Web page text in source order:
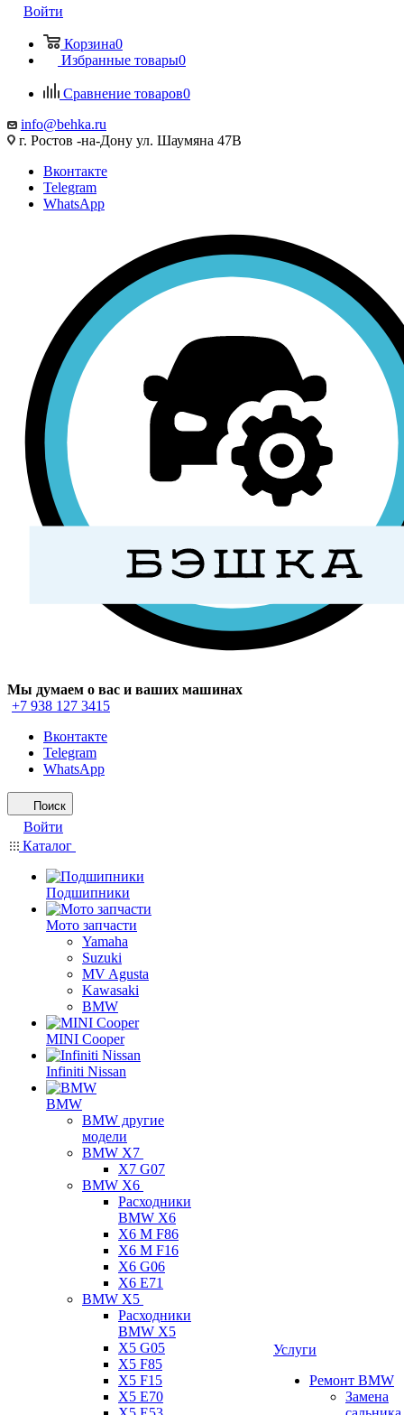
Войти
Корзина0
Избранные товары0
Сравнение товаров0
info@behka.ru
г. Ростов -на-Дону ул. Шаумяна 47В
Вконтакте
Telegram
WhatsApp
Мы думаем о вас и ваших машинах
+7 938 127 3415
Вконтакте
Telegram
WhatsApp
Поиск
Войти
Каталог
Подшипники
Мото запчасти
Yamaha
Suzuki
MV Agusta
Kawasaki
BMW
MINI Cooper
Infiniti Nissan
BMW
BMW другие
модели
BMW X7
X7 G07
BMW X6
Расходники
BMW X6
X6 M F86
X6 M F16
X6 G06
X6 E71
BMW X5
Расходники
BMW X5
X5 G05
X5 F85
X5 F15
X5 E70
Услуги
Ремонт BMW
Замена